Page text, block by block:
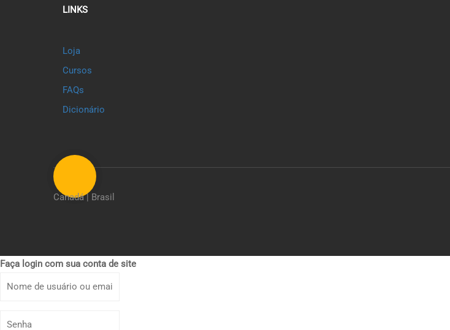
LINKS
Loja
Cursos
FAQs
Dicionário
Canadá | Brasil
Faça login com sua conta de site